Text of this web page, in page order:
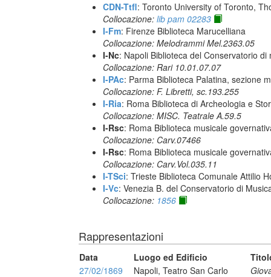
CDN-Ttfl: Toronto University of Toronto,
Collocazione: lib pam 02283
I-Fm: Firenze Biblioteca Marucelliana
Collocazione: Melodrammi Mel.2363.05
I-Nc: Napoli Biblioteca del Conservatorio
Collocazione: Rari 10.01.07.07
I-PAc: Parma Biblioteca Palatina, sezione
Collocazione: F. Libretti, sc.193.255
I-Ria: Roma Biblioteca di Archeologia e
Collocazione: MISC. Teatrale A.59.5
I-Rsc: Roma Biblioteca musicale
Collocazione: Carv.07466
I-Rsc: Roma Biblioteca musicale
Collocazione: Carv.Vol.035.11
I-TSci: Trieste Biblioteca Comunale Attilio
I-Vc: Venezia B. del Conservatorio di
Collocazione: 1856
Rappresentazioni
Data Luogo ed Edificio
27/02/1869
Napoli, Teatro San Carlo